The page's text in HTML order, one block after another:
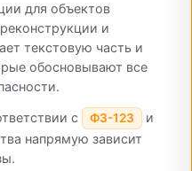
для объектов
и
текстовую часть и
обосновывают все
с ФЗ-123
и
напрямую зависит